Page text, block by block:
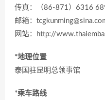
传真：（86-871）6316
邮箱：
网站：http://
*地理位置
泰国驻昆明总领事馆
*乘车路线